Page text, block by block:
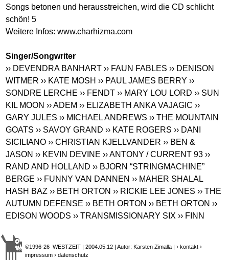
Songs betonen und herausstreichen, wird die CD schlicht
schön! 5
Weitere Infos:www.charhizma.com
Singer/Songwriter
›› DEVENDRA BANHART ›› FAUN FABLES ›› DENISON
WITMER ›› KATE MOSH ›› PAUL JAMES BERRY ››
SONDRE LERCHE ›› FENDT ›› MARY LOU LORD ›› SUN
KIL MOON ›› ADEM ›› ELIZABETH ANKA VAJAGIC ››
GARY JULES ›› MICHAEL ANDREWS ›› THE MOUNTAIN
GOATS ›› SAVOY GRAND ›› KATE ROGERS ›› DANI
SICILIANO ›› CHRISTIAN KJELLVANDER ›› BEN &
JASON ›› KEVIN DEVINE ›› ANTONY / CURRENT 93 ››
RAND AND HOLLAND ›› BJORN “STRINGMACHINE”
BERGE ›› FUNNY VAN DANNEN ›› MAHER SHALAL
HASH BAZ ›› BETH ORTON ›› RICKIE LEE JONES ›› THE
AUTUMN DEFENSE ›› BETH ORTON ›› BETH ORTON ››
EDISON WOODS ›› TRANSMISSIONARY SIX ›› FINN
©1996-26 WESTZEIT | 2004.05.12 | Autor: Karsten Zimalla |› kontakt ›
impressum › datenschutz